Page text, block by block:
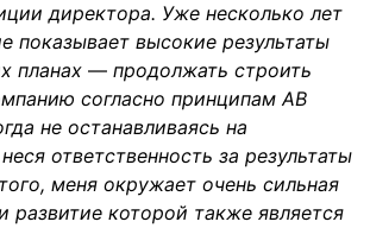
директора. Уже несколько лет
показывает высокие результаты
планах — продолжать строить
согласно принципам AB
не останавливаясь на
ответственность за результаты
меня окружает очень сильная
развитие которой также является